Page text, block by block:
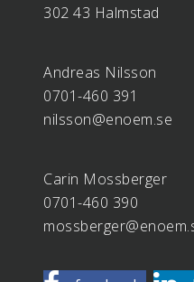
302 43 Halmstad
Andreas Nilsson
0701-460 391
nilsson@enoem.se
Carin Mossberger
0701-460 390